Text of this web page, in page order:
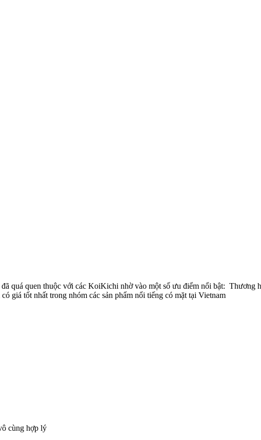
quá quen thuộc với các KoiKichi nhờ vào một số ưu điểm nổi bật: Thương
giá tốt nhất trong nhóm các sản phẩm nổi tiếng có mặt tại Vietnam
cùng hợp lý